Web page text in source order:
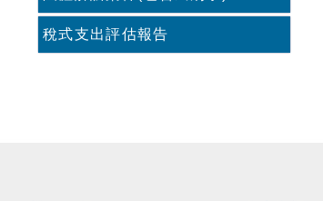
稅式支出評估報告